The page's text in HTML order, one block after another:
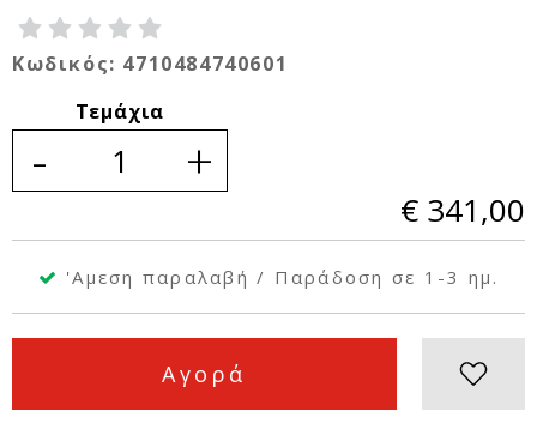
Κωδικός: 4710484740601
Τεμάχια
- +
€ 341,00
'Αμεση παραλαβή / Παράδοση σε 1-3 ημ.
Αγορά